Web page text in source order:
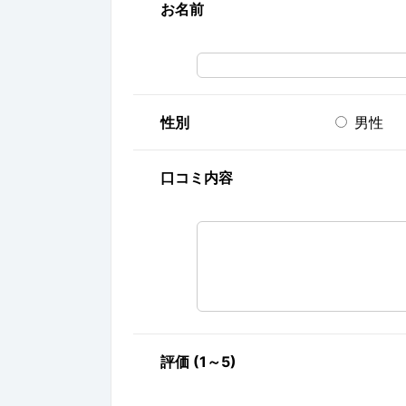
お名前
性別 男性
口コミ内容
評価 (1～5)